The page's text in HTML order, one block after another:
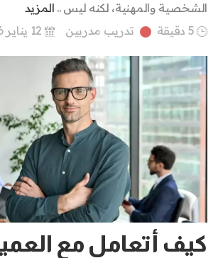
الشخصية والمهنية، لكنه ليس .. المزيد
5 دقيقة
تدريب مدربين
كيف أتعامل مع